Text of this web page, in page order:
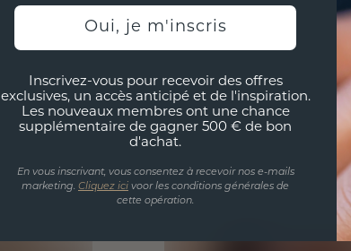
Oui, je m'inscris
Inscrivez-vous pour recevoir des offres
exclusives, un accès anticipé et de l'inspiration.
Les nouveaux membres ont une chance
supplémentaire de gagner 500 € de bon
d'achat.
En vous inscrivant, vous consentez à recevoir nos e-mails
marketing. Cliquez ici voor les conditions générales de
cette opération.